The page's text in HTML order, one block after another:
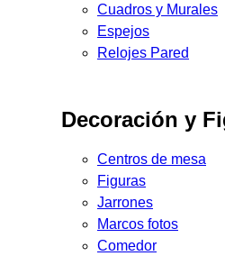
Cuadros y Murales
Espejos
Relojes Pared
Decoración y
Centros de mesa
Figuras
Jarrones
Marcos fotos
Comedor